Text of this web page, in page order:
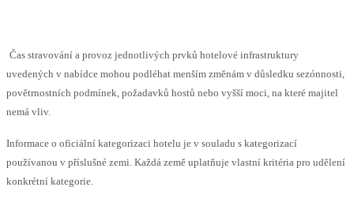
Čas stravování a provoz jednotlivých prvků hotelové infrastruktury
uvedených v nabídce mohou podléhat menším změnám v důsledku sezónnosti,
povětrnostních podmínek, požadavků hostů nebo vyšší moci, na které majitel
nemá vliv.
Informace o oficiální kategorizaci hotelu je v souladu s kategorizací
používanou v příslušné zemi. Každá země uplatňuje vlastní kritéria pro udělení
konkrétní kategorie.